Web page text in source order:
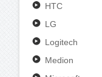
HTC
LG
Logitech
Medion